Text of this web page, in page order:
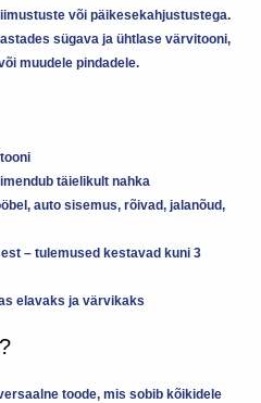
või päikesekahjustustega.
sügava ja ühtlase värvitooni,
muudele pindadele.
täielikult nahka
auto sisemus, rõivad, jalanõud,
– tulemused kestavad kuni 3
elavaks ja värvikaks
toode, mis sobib kõikidele